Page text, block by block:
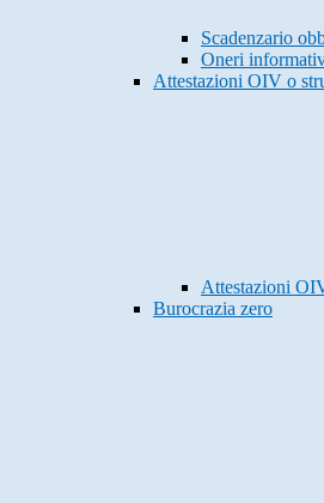
Scadenzario
Oneri
Attestazioni OIV o
Attestazioni
Burocrazia zero